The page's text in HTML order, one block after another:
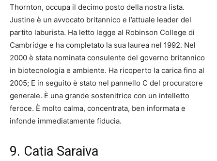
Thornton, occupa il decimo posto della nostra lista.
Justine è un avvocato britannico e l’attuale leader del
partito laburista. Ha letto legge al Robinson College di
Cambridge e ha completato la sua laurea nel 1992. Nel
2000 è stata nominata consulente del governo britannico
in biotecnologia e ambiente. Ha ricoperto la carica fino al
2005; E in seguito è stato nel pannello C del procuratore
generale. È una grande sostenitrice con un intelletto
feroce. È molto calma, concentrata, ben informata e
infonde immediatamente fiducia.
9. Catia Saraiva